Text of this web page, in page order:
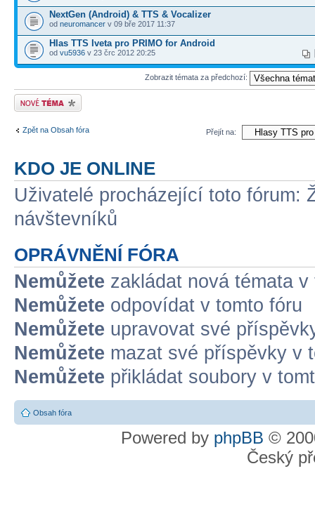
NextGen (Android) & TTS & Vocalizer
od neuromancer v 09 bře 2017 11:37
Hlas TTS Iveta pro PRIMO for Android
od vu5936 v 23 črc 2012 20:25
Zobrazit témata za předchozí:
Odeslat nové téma
Zpět na Obsah fóra Přejít na:
KDO JE ONLINE
Uživatelé procházející toto fórum:
návštevníků
OPRÁVNĚNÍ FÓRA
Nemůžete zakládat nová témata v
Nemůžete odpovídat v tomto fóru
Nemůžete upravovat své
Nemůžete mazat své příspěvky v
Nemůžete přikládat soubory v
Obsah fóra
Powered by phpBB ©
Český